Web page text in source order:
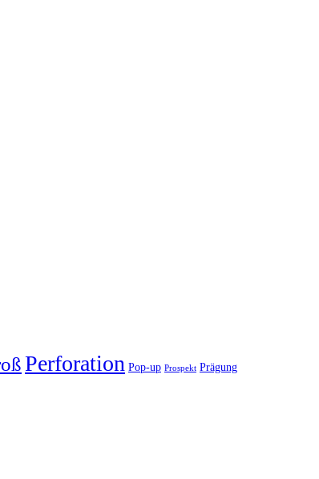
Perforation Pop-up Prospekt Prägung